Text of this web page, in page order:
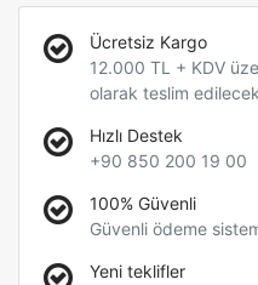
Ücretsiz Kargo
12.000 TL + KDV
olarak teslim
Hızlı Destek
+90 850 200 19 00
100% Güvenli
Güvenli ödeme
Yeni teklifler